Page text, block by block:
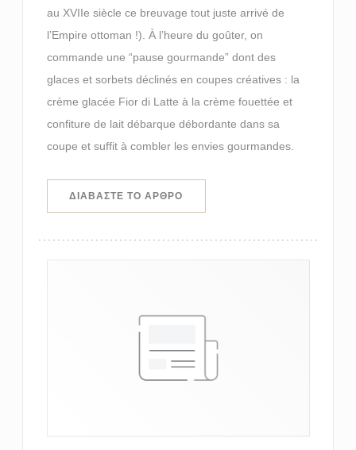
au XVIIe siècle ce breuvage tout juste arrivé de
l’Empire ottoman !). À l’heure du goûter, on
commande une “pause gourmande” dont des
glaces et sorbets déclinés en coupes créatives : la
crème glacée Fior di Latte à la crème fouettée et
confiture de lait débarque débordante dans sa
coupe et suffit à combler les envies gourmandes.
ΔΙΑΒΆΣΤΕ ΤΟ ΆΡΘΡΟ